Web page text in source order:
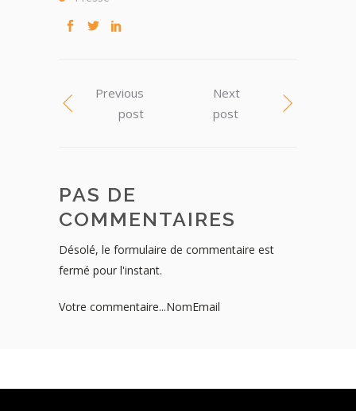
Previous
post
Next
post
PAS DE
COMMENTAIRES
Désolé, le formulaire de commentaire est
fermé pour l'instant.
Votre commentaire...NomEmail